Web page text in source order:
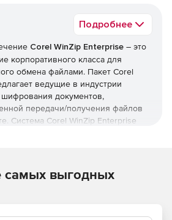
Подробнее
Corel WinZip Enterprise – это
корпоративного класса для
обмена файлами. Пакет Corel
ведущие в индустрии
документов,
передачи/получения файлов
Система Corel WinZip Enterprise
самых выгодных